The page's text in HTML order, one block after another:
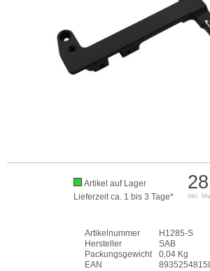
inkl.
Artikel auf Lager
Lieferzeit ca. 1 bis 3 Tage*
Artikelnummer
H1285-S
Hersteller
SAB
Packungsgewicht
0,04 Kg
EAN